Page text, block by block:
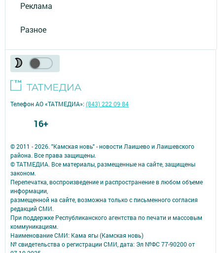
Реклама
Разное
© 2011 - 2026. "Камская новь" - новости Лаишево и Лаишевского
района. Все права защищены.
© ТАТМЕДИА. Все материалы, размещенные на сайте, защищены
законом.
Перепечатка, воспроизведение и распространение в любом объеме
информации,
размещенной на сайте, возможна только с письменного согласия
редакций СМИ.
При поддержке Республиканского агентства по печати и массовым
коммуникациям.
Наименование СМИ: Кама ягы (Камская новь)
№ свидетельства о регистрации СМИ, дата: Эл №ФC 77-90200 от
Телефон АО «ТАТМЕДИА»:(843) 222 09 84
16+